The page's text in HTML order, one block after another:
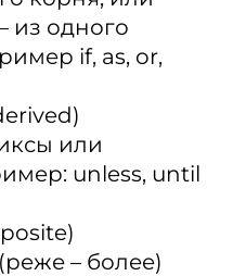
из одного
if, as, or,
или
unless, until
– более)